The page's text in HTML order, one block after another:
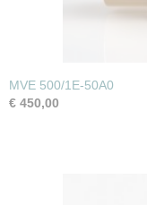
MVE 500/1E-50A0
€ 450,00